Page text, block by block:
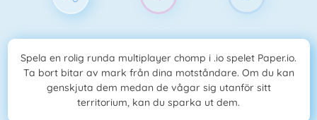
Spela en rolig runda multiplayer chomp i .io spelet Paper.io.
Ta bort bitar av mark från dina motståndare. Om du kan
genskjuta dem medan de vågar sig utanför sitt
territorium, kan du sparka ut dem.